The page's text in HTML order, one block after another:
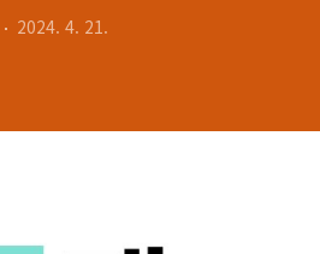
2024. 4. 21.